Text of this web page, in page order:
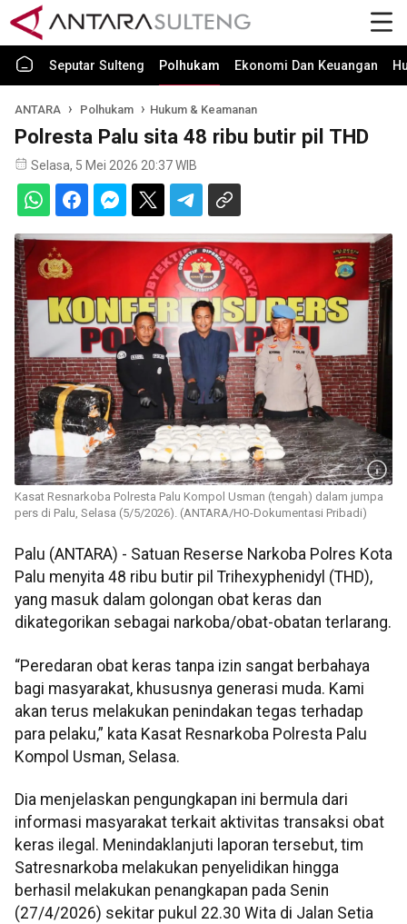
Seputar Sulteng Polhukam Ekonomi Dan Keuangan
ANTARA Polhukam Hukum & Keamanan
Polresta Palu sita 48 ribu butir pil THD
Selasa, 5 Mei 2026 20:37 WIB
Kasat Resnarkoba Polresta Palu Kompol Usman (tengah) dalam jumpa
pers di Palu, Selasa (5/5/2026). (ANTARA/HO-Dokumentasi Pribadi)
Palu (ANTARA) - Satuan Reserse Narkoba Polres Kota
Palu menyita 48 ribu butir pil Trihexyphenidyl (THD),
yang masuk dalam golongan obat keras dan
dikategorikan sebagai narkoba/obat-obatan terlarang.
“Peredaran obat keras tanpa izin sangat berbahaya
bagi masyarakat, khususnya generasi muda. Kami
akan terus melakukan penindakan tegas terhadap
para pelaku,” kata Kasat Resnarkoba Polresta Palu
Kompol Usman, Selasa.
Dia menjelaskan pengungkapan ini bermula dari
informasi masyarakat terkait aktivitas transaksi obat
keras ilegal. Menindaklanjuti laporan tersebut, tim
Satresnarkoba melakukan penyelidikan hingga
berhasil melakukan penangkapan pada Senin
(27/4/2026) sekitar pukul 22.30 Wita di Jalan Setia